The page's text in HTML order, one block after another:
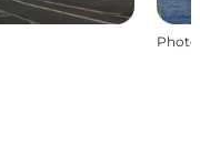
Photo